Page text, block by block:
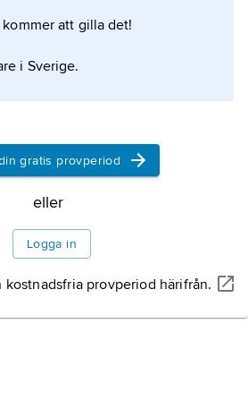
om artikeln
att gilla det!
i Sverige.
gratis provperiod
eller
Logga in
kostnadsfria provperiod härifrån.